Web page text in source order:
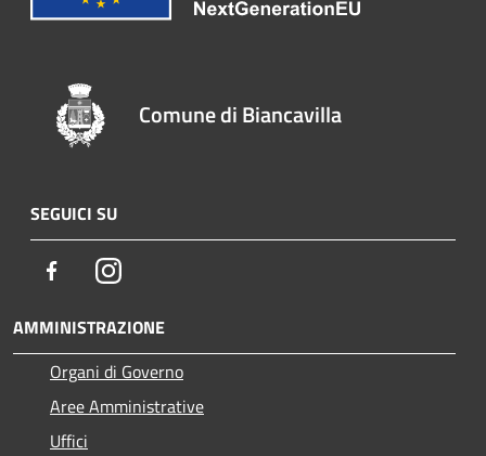
Comune di Biancavilla
SEGUICI SU
FacebookInstagram
AMMINISTRAZIONE
Organi di Governo
Aree Amministrative
Uffici